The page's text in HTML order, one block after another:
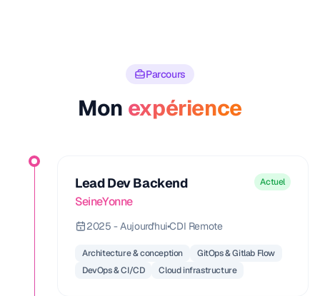
Parcours
Mon expérience
Lead Dev Backend
SeineYonne
Actuel
2025 - Aujourd'hui•CDI Remote
Architecture & conception
GitOps & Gitlab Flow
DevOps & CI/CD
Cloud infrastructure